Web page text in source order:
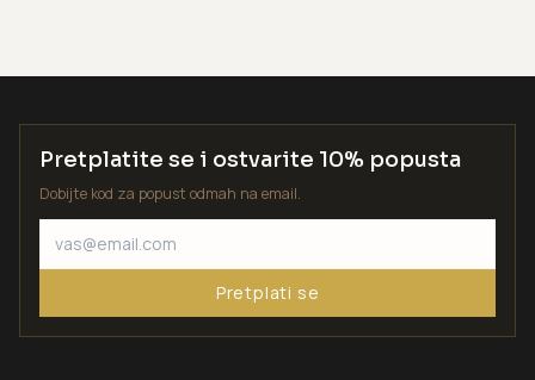
Pretplatite se i ostvarite 10% popusta
Dobijte kod za popust odmah na email.
Pretplati se